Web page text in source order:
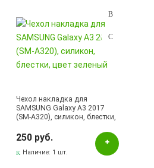
Чехол накладка для
SAMSUNG Galaxy A3 2017
(SM-A320), силикон, блестки,
250 руб.
Наличие: 1 шт.